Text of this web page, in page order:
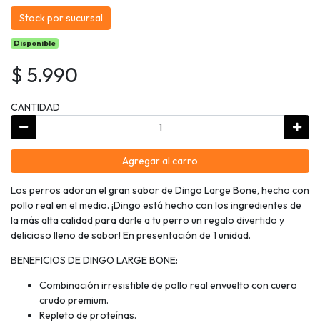
Stock por sucursal
Disponible
$ 5.990
CANTIDAD
Agregar al carro
Los perros adoran el gran sabor de Dingo Large Bone, hecho con
pollo real en el medio. ¡Dingo está hecho con los ingredientes de
la más alta calidad para darle a tu perro un regalo divertido y
delicioso lleno de sabor! En presentación de 1 unidad.
BENEFICIOS DE DINGO LARGE BONE:
Combinación irresistible de pollo real envuelto con cuero
crudo premium.
Repleto de proteínas.